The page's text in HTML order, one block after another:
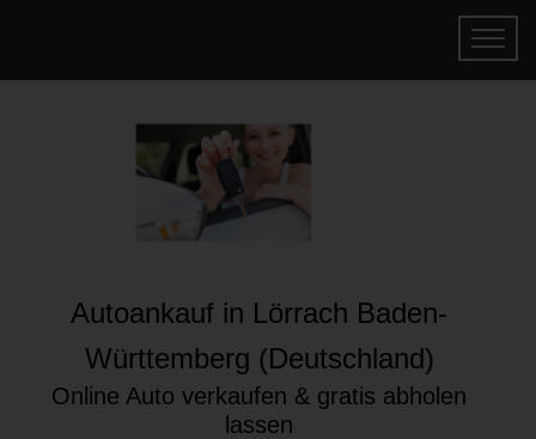
Autoankauf in Lörrach Baden-
Württemberg (Deutschland)
Online Auto verkaufen & gratis abholen
lassen